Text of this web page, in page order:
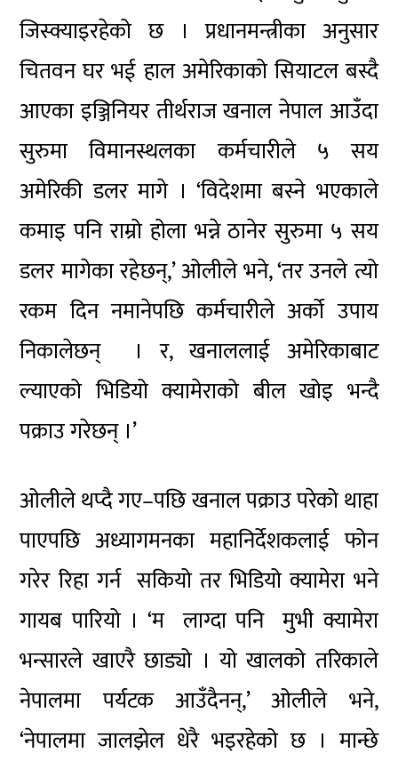
जिस्क्याइरहेको छ । प्रधानमन्त्रीका अनुसार
चितवन घर भई हाल अमेरिकाको सियाटल बस्दै
आएका इञ्जिनियर तीर्थराज खनाल नेपाल आउँदा
सुरुमा विमानस्थलका कर्मचारीले ५ सय
अमेरिकी डलर मागे । ‘विदेशमा बस्ने भएकाले
कमाइ पनि राम्रो होला भन्ने ठानेर सुरुमा ५ सय
डलर मागेका रहेछन्,’ ओलीले भने, ‘तर उनले त्यो
रकम दिन नमानेपछि कर्मचारीले अर्को उपाय
निकालेछन् । र, खनाललाई अमेरिकाबाट
ल्याएको भिडियो क्यामेराको बील खोइ भन्दै
पक्राउ गरेछन् ।’
ओलीले थप्दै गए–पछि खनाल पक्राउ परेको थाहा
पाएपछि अध्यागमनका महानिर्देशकलाई फोन
गरेर रिहा गर्न सकियो तर भिडियो क्यामेरा भने
गायब पारियो । ‘म लाग्दा पनि मुभी क्यामेरा
भन्सारले खाएरै छाड्यो । यो खालको तरिकाले
नेपालमा पर्यटक आउँदैनन्,’ ओलीले भने,
‘नेपालमा जालझेल धेरै भइरहेको छ । मान्छे